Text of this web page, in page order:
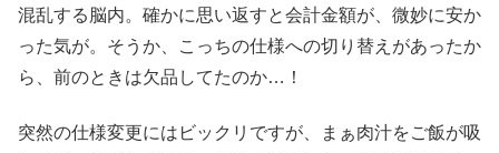
混乱する脳内。確かに思い返すと会計金額が、微妙に安か
った気が。そうか、こっちの仕様への切り替えがあったか
ら、前のときは欠品してたのか…！
突然の仕様変更にはビックリですが、まぁ肉汁をご飯が吸